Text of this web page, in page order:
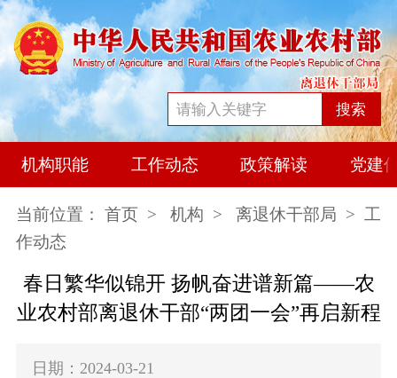
搜索
机构职能 工作动态 政策解读 党建
当前位置： 首页 > 机构 > 离退休干部局 > 工
作动态
春日繁华似锦开 扬帆奋进谱新篇——农
业农村部离退休干部“两团一会”再启新程
日期：2024-03-21